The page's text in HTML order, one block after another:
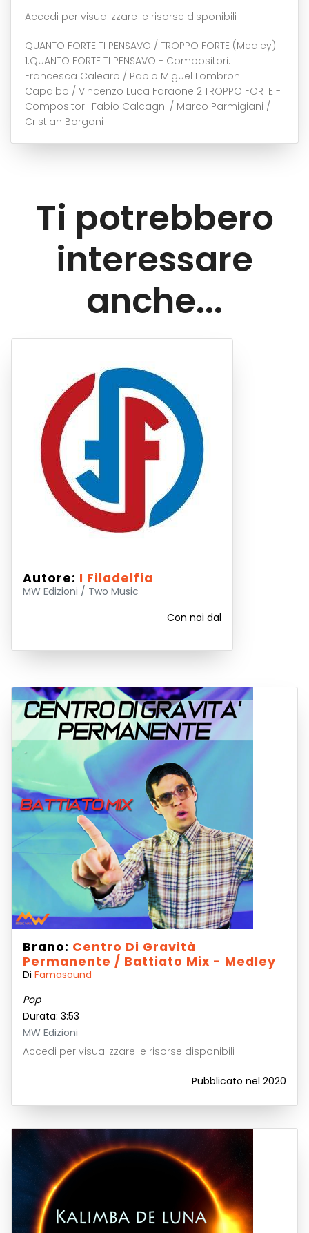
Accedi per visualizzare le risorse disponibili
QUANTO FORTE TI PENSAVO / TROPPO FORTE (Medley)
1.QUANTO FORTE TI PENSAVO - Compositori:
Francesca Calearo / Pablo Miguel Lombroni
Capalbo / Vincenzo Luca Faraone 2.TROPPO FORTE -
Compositori: Fabio Calcagni / Marco Parmigiani /
Cristian Borgoni
Ti potrebbero
interessare
anche...
Autore: I Filadelfia
MW Edizioni / Two Music
Con noi dal
Brano: Centro Di Gravità
Permanente / Battiato Mix - Medley
Di Famasound
Pop
Durata: 3:53
MW Edizioni
Accedi per visualizzare le risorse disponibili
Pubblicato nel 2020